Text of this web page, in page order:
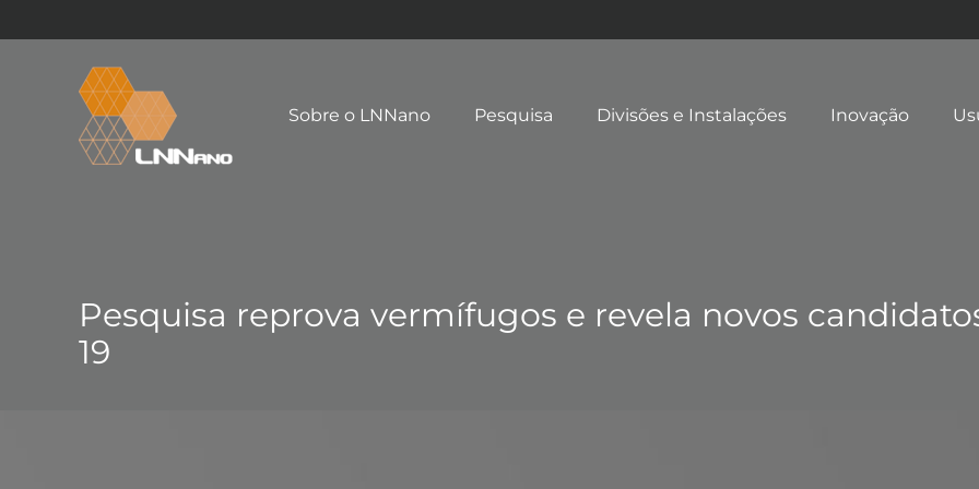
Sobre o LNNano Pesquisa Divisões e Instalações Inovação
Pesquisa reprova vermífugos e revela novos
19